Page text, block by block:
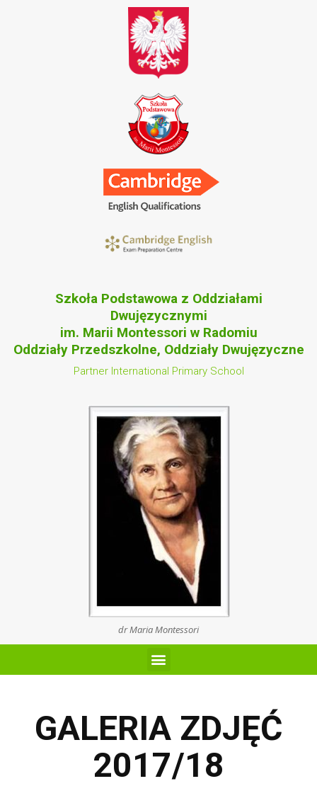
Szkoła Podstawowa z Oddziałami
Dwujęzycznymi
im. Marii Montessori w Radomiu
Oddziały Przedszkolne, Oddziały Dwujęzyczne
Partner International Primary School
dr Maria Montessori
GALERIA ZDJĘĆ
2017/18